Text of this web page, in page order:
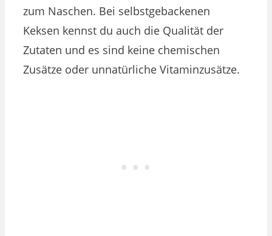
zum Naschen. Bei selbstgebackenen
Keksen kennst du auch die Qualität der
Zutaten und es sind keine chemischen
Zusätze oder unnatürliche Vitaminzusätze.